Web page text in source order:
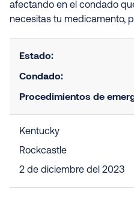
afectando en el condado
necesitas tu medicamento,
Estado:
Condado:
Procedimientos de
Kentucky
Rockcastle
2 de diciembre del 2023